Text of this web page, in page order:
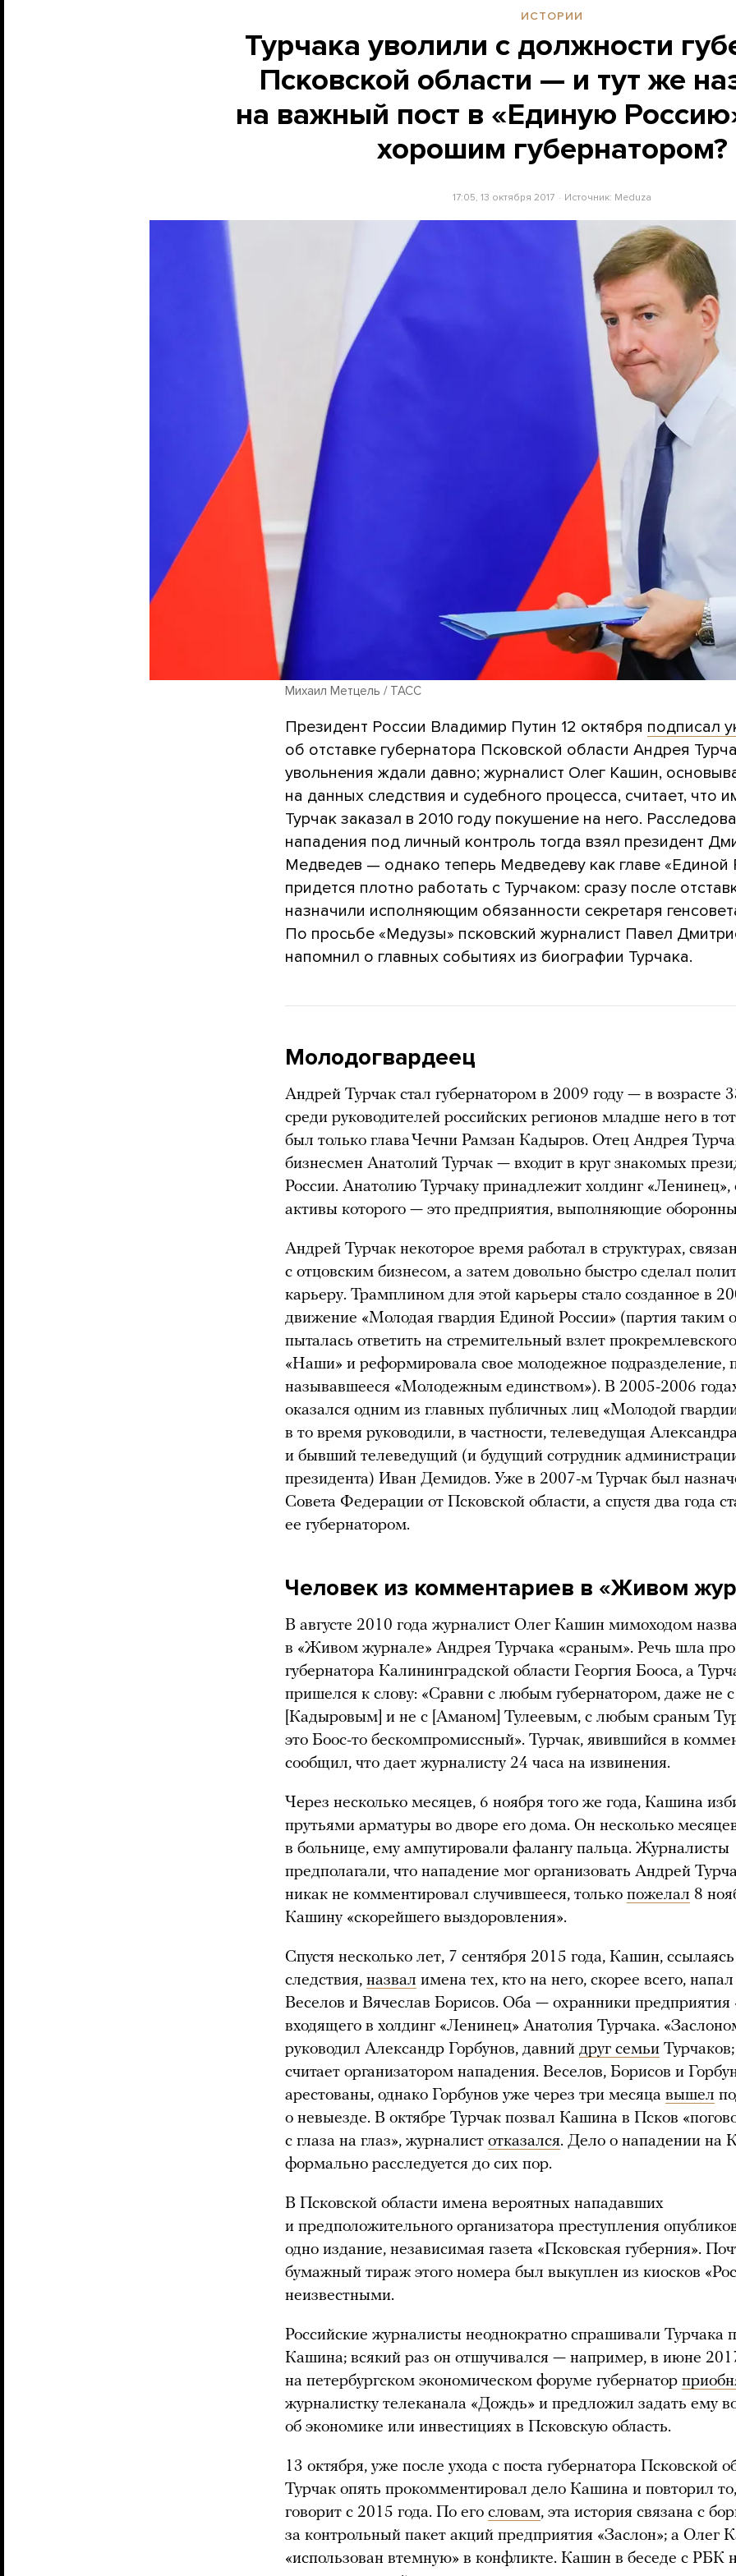
ИСТОРИИ
Турчака уволили с должности
Псковской области — и тут же
на важный пост в «Единую
хорошим губернатором?
17:05, 13 октября 2017 Источник: Meduza
Михаил Метцель / ТАСС
Президент России Владимир Путин 12 октября подписал
об отставке губернатора Псковской области Андрея
увольнения ждали давно; журналист Олег Кашин,
на данных следствия и судебного процесса, считает, что
Турчак заказал в 2010 году покушение на него.
нападения под личный контроль тогда взял президент
Медведев — однако теперь Медведеву как главе «Единой
придется плотно работать с Турчаком: сразу после
назначили исполняющим обязанности секретаря
По просьбе «Медузы» псковский журналист Павел
напомнил о главных событиях из биографии Турчака.
Молодогвардеец
Андрей Турчак стал губернатором в 2009 году — в возрасте
среди руководителей российских регионов младше него в
был только глава Чечни Рамзан Кадыров. Отец Андрея
бизнесмен Анатолий Турчак — входит в круг знакомых
России. Анатолию Турчаку принадлежит холдинг «Ленинец»,
активы которого — это предприятия, выполняющие
Андрей Турчак некоторое время работал в структурах,
с отцовским бизнесом, а затем довольно быстро сделал
карьеру. Трамплином для этой карьеры стало созданное в
движение «Молодая гвардия Единой России» (партия таким
пыталась ответить на стремительный взлет
«Наши» и реформировала свое молодежное подразделение,
называвшееся «Молодежным единством»). В 2005-2006
оказался одним из главных публичных лиц «Молодой
в то время руководили, в частности, телеведущая
и бывший телеведущий (и будущий сотрудник
президента) Иван Демидов. Уже в 2007-м Турчак был
Совета Федерации от Псковской области, а спустя два года
ее губернатором.
Человек из комментариев в «Живом
В августе 2010 года журналист Олег Кашин мимоходом
в «Живом журнале» Андрея Турчака «сраным». Речь шла
губернатора Калининградской области Георгия Бооса, а
пришелся к слову: «Сравни с любым губернатором, даже не
[Кадыровым] и не с [Аманом] Тулеевым, с любым сраным
это Боос-то бескомпромиссный». Турчак, явившийся в
сообщил, что дает журналисту 24 часа на извинения.
Через несколько месяцев, 6 ноября того же года, Кашина
прутьями арматуры во дворе его дома. Он несколько
в больнице, ему ампутировали фалангу пальца. Журналисты
предполагали, что нападение мог организовать Андрей
никак не комментировал случившееся, только пожелал 8
Кашину «скорейшего выздоровления».
Спустя несколько лет, 7 сентября 2015 года, Кашин,
следствия, назвал имена тех, кто на него, скорее всего,
Веселов и Вячеслав Борисов. Оба — охранники предприятия
входящего в холдинг «Ленинец» Анатолия Турчака.
руководил Александр Горбунов, давний друг семьи
считает организатором нападения. Веселов, Борисов и
арестованы, однако Горбунов уже через три месяца вышел
о невыезде. В октябре Турчак позвал Кашина в Псков
с глаза на глаз», журналист отказался. Дело о нападении на
формально расследуется до сих пор.
В Псковской области имена вероятных нападавших
и предположительного организатора преступления
одно издание, независимая газета «Псковская губерния».
бумажный тираж этого номера был выкуплен из киосков
неизвестными.
Российские журналисты неоднократно спрашивали Турчака
Кашина; всякий раз он отшучивался — например, в июне
на петербургском экономическом форуме губернатор
журналистку телеканала «Дождь» и предложил задать ему
об экономике или инвестициях в Псковскую область.
13 октября, уже после ухода с поста губернатора Псковской
Турчак опять прокомментировал дело Кашина и повторил
говорит с 2015 года. По его словам, эта история связана с
за контрольный пакет акций предприятия «Заслон»; а Олег
«использован втемную» в конфликте. Кашин в беседе с РБК